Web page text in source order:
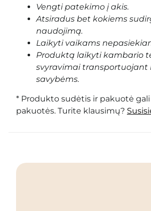
Vengti patekimo į akis.
Atsiradus bet kokiems
naudojimą.
Laikyti vaikams
Produktą laikyti kambario
svyravimai
savybėms.
* Produkto sudėtis ir pakuotė gali
pakuotės. Turite klausimų?